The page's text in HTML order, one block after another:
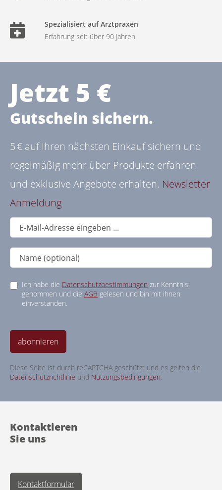
Spezialisiert auf Arztpraxen
Erfahrung seit über 90 Jahren
Jetzt 5 €
Gutschein sichern.
5 € auf Ihren nächsten Einkauf sichern und
regelmäßig mehr über Produkte erfahren
und exklusive Angebote erhalten. Newsletter
Anmeldung
Ich habe die Datenschutzbestimmungen zur Kenntnis
genommen und die AGB gelesen und bin mit ihnen
einverstanden.
abonnieren
Diese Seite ist durch reCAPTCHA geschützt und es gelten die
Datenschutzrichtlinie und Nutzungsbedingungen.
Kontaktieren
Sie uns
Kontaktformular